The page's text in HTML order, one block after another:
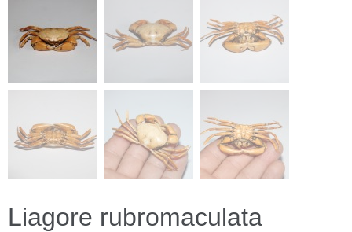
Liagore rubromaculata